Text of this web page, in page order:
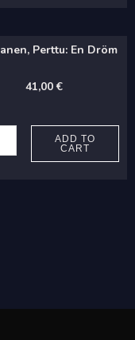
Perttu: En Dröm
41,00€
ADD TO
CART